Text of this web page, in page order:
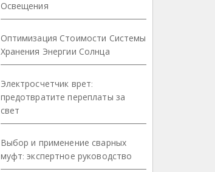
Освещения
Оптимизация Стоимости Системы
Хранения Энергии Солнца
Электросчетчик врет:
предотвратите переплаты за
свет
Выбор и применение сварных
муфт: экспертное руководство